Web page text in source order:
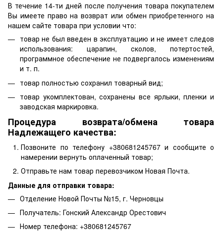
В течение 14-ти дней после получения товара покупателем
Вы имеете право на возврат или обмен приобретенного на
нашем сайте товара при условии что:
товар не был введен в эксплуатацию и не имеет следов
использования: царапин, сколов, потертостей,
программное обеспечение не подвергалось изменениям
и т. п.
товар полностью сохранил товарный вид;
товар укомплектован, сохранены все ярлыки, пленки и
заводская маркировка.
Процедура возврата/обмена товара
Надлежащего качества:
Позвоните по телефону +380681245767 и сообщите о
намерении вернуть оплаченный товар;
Отправьте нам товар перевозчиком Новая Почта.
Данные для отправки товара:
Отделение Новой Почты №15, г. Черновцы
Получатель: Гонский Александр Орестович
Номер телефона: +380681245767